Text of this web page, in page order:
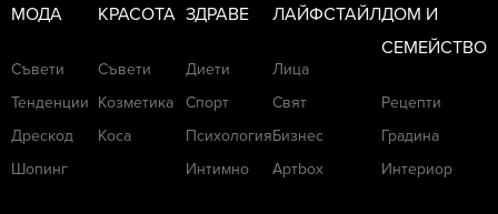
МОДА
Съвети
Тенденции
Дрескод
Шопинг
КРАСОТА
Съвети
Козметика
Коса
ЗДРАВЕ
Диети
Спорт
Психология
Интимно
ЛАЙФСТАЙЛ
Лица
Свят
Бизнес
Артbox
ДОМ И
СЕМЕЙСТВО
Рецепти
Градина
Интериор